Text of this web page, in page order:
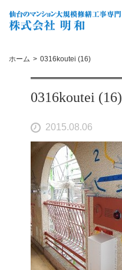
ホーム 0316koutei (16)
0316koutei (16)
2015.08.06